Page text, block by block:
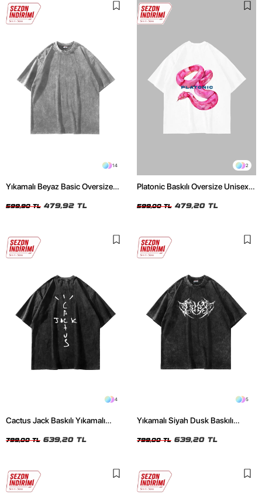
14
Yıkamalı Beyaz Basic Oversize
599,90 TL 479,92 TL
2
Platonic Baskılı Oversize Unisex
599,00 TL 479,20 TL
4
Cactus Jack Baskılı Yıkamalı
799,00 TL 639,20 TL
5
Yıkamalı Siyah Dusk Baskılı
799,00 TL 639,20 TL